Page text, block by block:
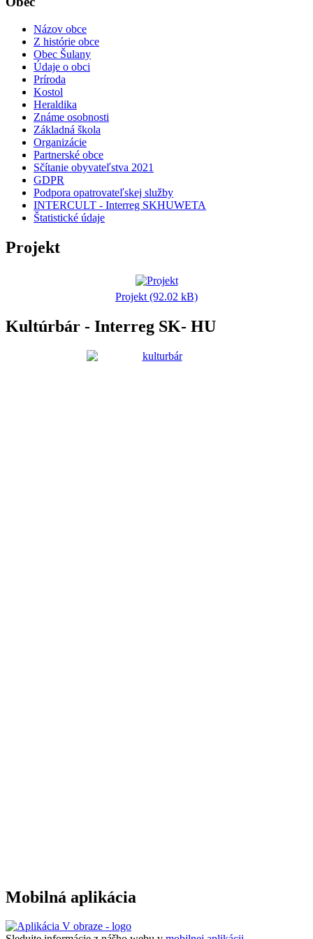
Názov obce
Z histórie obce
Obec Šulany
Údaje o obci
Príroda
Kostol
Heraldika
Známe osobnosti
Základná škola
Organizácie
Partnerské obce
Sčítanie obyvateľstva 2021
GDPR
Podpora opatrovateľskej služby
INTERCULT - Interreg SKHUWETA
Štatistické údaje
Projekt
Projekt (92.02 kB)
Kultúrbár - Interreg SK- HU
Mobilná aplikácia